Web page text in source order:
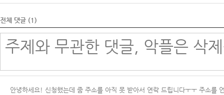
전체 댓글 (1 )
안녕하세요! 신청했는데 줌 주소를 아직 못 받아서 연락 드립니다ㅜㅜ 주소를